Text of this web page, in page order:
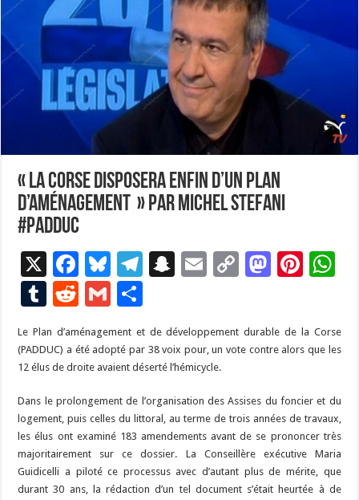
« La Corse disposera enfin d’un plan
d’aménagement » par Michel Stefani
#Padduc
X
F
ac
e
b
o
o
k
Bl
u
es
ky
T
gr
a
m
S
p
c
h
at
E
l
C
y
n
k
M
d
n
Pi
es
p
T
u
m
bl
r
R
e
d
di
t
G
ai
l
ar
ta
g
er
Le Plan d’aménagement et de développement durable de la Corse
(PADDUC) a été adopté par 38 voix pour, un vote contre alors que les
12 élus de droite avaient déserté l’hémicycle.
Dans le prolongement de l’organisation des Assises du foncier et du
logement, puis celles du littoral, au terme de trois années de travaux,
les élus ont examiné 183 amendements avant de se prononcer très
majoritairement sur ce dossier. La Conseillère exécutive Maria
Guidicelli a piloté ce processus avec d’autant plus de mérite, que
durant 30 ans, la rédaction d’un tel document s’était heurtée à de